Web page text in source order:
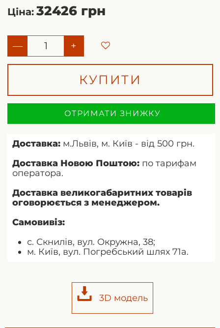
Ціна: 32426 грн
— +
КУПИТИ
ОТРИМАТИ ЗНИЖКУ
Доставка: м.Львів, м. Київ - від 500 грн.
Доставка Новою Поштою: по тарифам
оператора.
Доставка великогабаритних товарів
оговорюється з менеджером.
Самовивіз:
с. Скнилів, вул. Окружна, 38;
м. Київ, вул. Погребський шлях 71а.
3D модель